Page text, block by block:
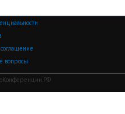
соглашение
вопросы